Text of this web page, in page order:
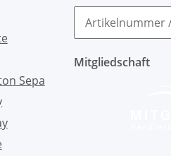
Mitgliedschaft